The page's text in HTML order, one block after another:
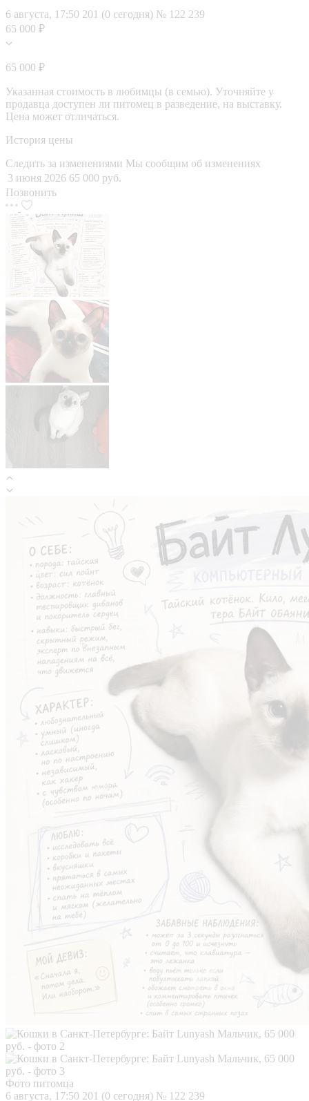
6 августа, 17:50 201 (0 сегодня) № 122 239
65 000 ₽
65 000 ₽
Указанная стоимость в любимцы (в семью). Уточняйте у
продавца доступен ли питомец в разведение, на выставку.
Цена может отличаться.
История цены
Следить за изменениями Мы сообщим об изменениях
3 июня 2026 65 000 руб.
Позвонить
Фото питомца
6 августа, 17:50 201 (0 сегодня) № 122 239